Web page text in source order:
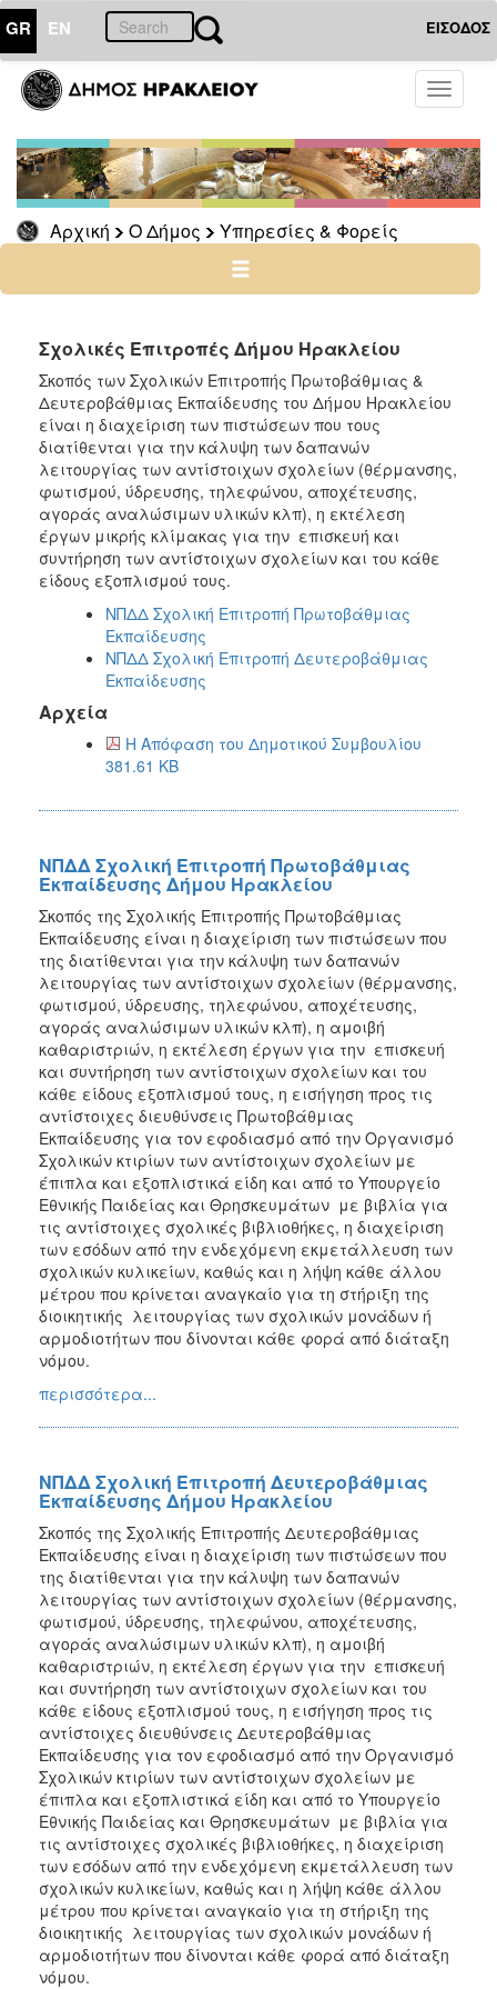
GR EN ΕΙΣΟΔΟΣ
Toggle
Αρχική Ο Δήμος Υπηρεσίες & Φορείς
ΔΗΜΟΣ
Υπηρεσίες
&
Φορείς
Δημοτικές
Υπηρεσίες
Ηλεκτρονική
Διακυβέρνηση
Σχολικές
Επιτροπές
Αγροτική
Ανάπτυξη
Προσχολική
Αγωγή
Κοιμητήρια
Κέντρο
Οικογένειας
ΠΟΛΙΤΙΣΜΟΣ
ΑΝΘΕΚΤΙΚΗ
ΠΟΛΗ
Σχολικές Επιτροπές Δήμου Ηρακλείου
Σκοπός των Σχολικών Επιτροπής Πρωτοβάθμιας &
Δευτεροβάθμιας Εκπαίδευσης του Δήμου Ηρακλείου
είναι η διαχείριση των πιστώσεων που τους
διατίθενται για την κάλυψη των δαπανών
λειτουργίας των αντίστοιχων σχολείων (θέρμανσης,
φωτισμού, ύδρευσης, τηλεφώνου, αποχέτευσης,
αγοράς αναλώσιμων υλικών κλπ), η εκτέλεση
έργων μικρής κλίμακας για την επισκευή και
συντήρηση των αντίστοιχων σχολείων και του κάθε
είδους εξοπλισμού τους.
ΝΠΔΔ Σχολική Επιτροπή Πρωτοβάθμιας
Εκπαίδευσης
ΝΠΔΔ Σχολική Επιτροπή Δευτεροβάθμιας
Εκπαίδευσης
Αρχεία
Η Απόφαση του Δημοτικού Συμβουλίου
381.61 KB
ΝΠΔΔ Σχολική Επιτροπή Πρωτοβάθμιας
Εκπαίδευσης Δήμου Ηρακλείου
Σκοπός της Σχολικής Επιτροπής Πρωτοβάθμιας
Εκπαίδευσης είναι η διαχείριση των πιστώσεων που
της διατίθενται για την κάλυψη των δαπανών
λειτουργίας των αντίστοιχων σχολείων (θέρμανσης,
φωτισμού, ύδρευσης, τηλεφώνου, αποχέτευσης,
αγοράς αναλώσιμων υλικών κλπ), η αμοιβή
καθαριστριών, η εκτέλεση έργων για την επισκευή
και συντήρηση των αντίστοιχων σχολείων και του
κάθε είδους εξοπλισμού τους, η εισήγηση προς τις
αντίστοιχες διευθύνσεις Πρωτοβάθμιας
Εκπαίδευσης για τον εφοδιασμό από την Οργανισμό
Σχολικών κτιρίων των αντίστοιχων σχολείων με
έπιπλα και εξοπλιστικά είδη και από το Υπουργείο
Εθνικής Παιδείας και Θρησκευμάτων με βιβλία για
τις αντίστοιχες σχολικές βιβλιοθήκες, η διαχείριση
των εσόδων από την ενδεχόμενη εκμετάλλευση των
σχολικών κυλικείων, καθώς και η λήψη κάθε άλλου
μέτρου που κρίνεται αναγκαίο για τη στήριξη της
διοικητικής λειτουργίας των σχολικών μονάδων ή
αρμοδιοτήτων που δίνονται κάθε φορά από διάταξη
νόμου.
περισσότερα...
ΝΠΔΔ Σχολική Επιτροπή Δευτεροβάθμιας
Εκπαίδευσης Δήμου Ηρακλείου
Σκοπός της Σχολικής Επιτροπής Δευτεροβάθμιας
Εκπαίδευσης είναι η διαχείριση των πιστώσεων που
της διατίθενται για την κάλυψη των δαπανών
λειτουργίας των αντίστοιχων σχολείων (θέρμανσης,
φωτισμού, ύδρευσης, τηλεφώνου, αποχέτευσης,
αγοράς αναλώσιμων υλικών κλπ), η αμοιβή
καθαριστριών, η εκτέλεση έργων για την επισκευή
και συντήρηση των αντίστοιχων σχολείων και του
κάθε είδους εξοπλισμού τους, η εισήγηση προς τις
αντίστοιχες διευθύνσεις Δευτεροβάθμιας
Εκπαίδευσης για τον εφοδιασμό από την Οργανισμό
Σχολικών κτιρίων των αντίστοιχων σχολείων με
έπιπλα και εξοπλιστικά είδη και από το Υπουργείο
Εθνικής Παιδείας και Θρησκευμάτων με βιβλία για
τις αντίστοιχες σχολικές βιβλιοθήκες, η διαχείριση
των εσόδων από την ενδεχόμενη εκμετάλλευση των
σχολικών κυλικείων, καθώς και η λήψη κάθε άλλου
μέτρου που κρίνεται αναγκαίο για τη στήριξη της
διοικητικής λειτουργίας των σχολικών μονάδων ή
αρμοδιοτήτων που δίνονται κάθε φορά από διάταξη
νόμου.